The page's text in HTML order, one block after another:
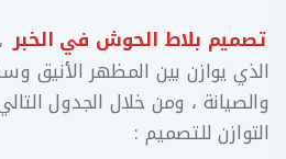
تصميم بلاط الحوش في الخبر
الذي يوازن بين المظهر الأنيق
والصيانة ، ومن خلال الجدول
التوازن للتصميم :